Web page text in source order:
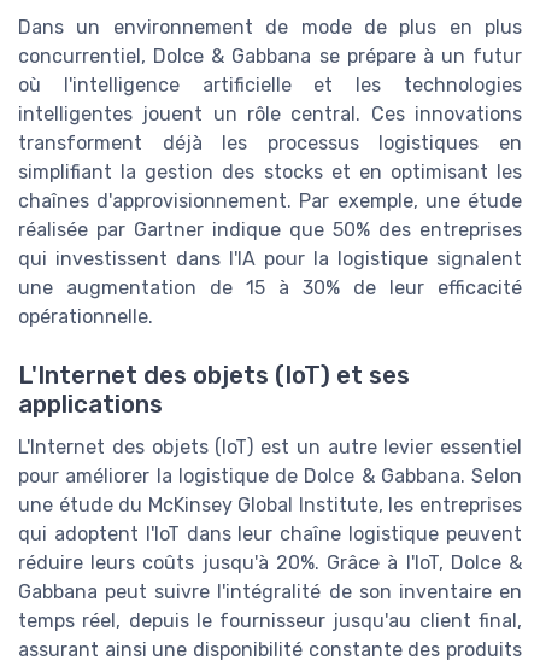
Dans un environnement de mode de plus en plus
concurrentiel, Dolce & Gabbana se prépare à un futur
où l'intelligence artificielle et les technologies
intelligentes jouent un rôle central. Ces innovations
transforment déjà les processus logistiques en
simplifiant la gestion des stocks et en optimisant les
chaînes d'approvisionnement. Par exemple, une étude
réalisée par Gartner indique que 50% des entreprises
qui investissent dans l'IA pour la logistique signalent
une augmentation de 15 à 30% de leur efficacité
opérationnelle.
L'Internet des objets (IoT) et ses
applications
L'Internet des objets (IoT) est un autre levier essentiel
pour améliorer la logistique de Dolce & Gabbana. Selon
une étude du McKinsey Global Institute, les entreprises
qui adoptent l'IoT dans leur chaîne logistique peuvent
réduire leurs coûts jusqu'à 20%. Grâce à l'IoT, Dolce &
Gabbana peut suivre l'intégralité de son inventaire en
temps réel, depuis le fournisseur jusqu'au client final,
assurant ainsi une disponibilité constante des produits